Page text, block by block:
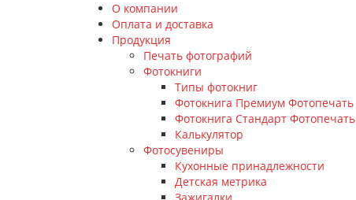
О компании
Оплата и доставка
Продукция
Печать фотографий
Фотокниги
Типы фотокниг
Фотокнига Премиум Фотопечать
Фотокнига Стандарт Фотопечать
Калькулятор
Фотосувениры
Кухонные принадлежности
Детская метрика